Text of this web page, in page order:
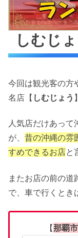
しむじ
今回は観光客の方
名店【 しむじょう
人気店だけあって
が、 昔の沖縄の雰
すめできるお店と
またお店の前の
で、車で行くとき
【那覇